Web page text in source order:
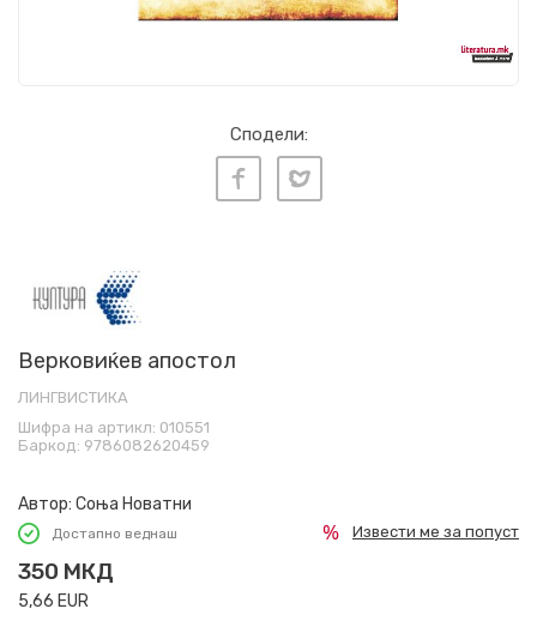
Сподели:
Верковиќев апостол
ЛИНГВИСТИКА
Шифра на артикл: 010551
Баркод: 9786082620459
Автор: Соња Новатни
Достапно веднаш
350 МКД
5,66 EUR
Извести ме за попуст